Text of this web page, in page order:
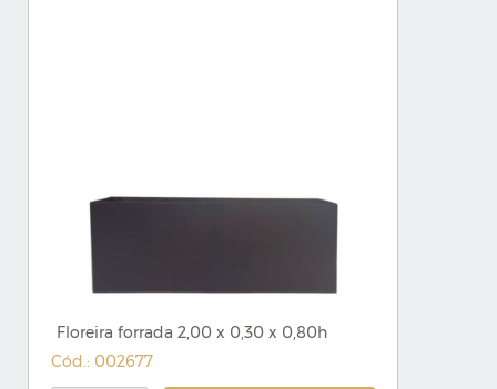
Floreira forrada 2,00 x 0,30 x 0,80h
Cód.: 002677